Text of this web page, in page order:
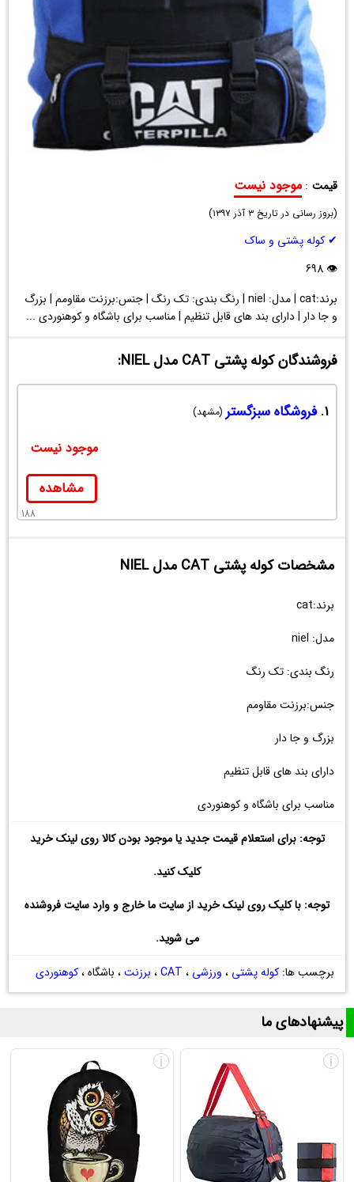
قیمت
کوله
پشتی
مدل
NIEL
: موجود نیست
(بروز رسانی در تاریخ۳ آذر ۱۳۹۷ )
✔ کوله پشتی و ساک
👁 698
برند:cat | مدل: niel | رنگ بندی: تک رنگ | جنس:برزنت مقاومم | بزرگ
و جا دار | دارای بند های قابل تنظیم | مناسب برای باشگاه و کوهنوردی ...
فروشندگان کوله پشتی CAT مدل NIEL:
1. فروشگاه سبزگستر (مشهد)
موجود نیست
مشاهده
188
مشخصات کوله پشتی CAT مدل NIEL
برند:cat
مدل: niel
رنگ بندی: تک رنگ
جنس:برزنت مقاومم
بزرگ و جا دار
دارای بند های قابل تنظیم
مناسب برای باشگاه و کوهنوردی
توجه: برای استعلام قیمت جدید یا موجود بودن کالا روی لینک خرید
کلیک کنید.
توجه: با کلیک روی لینک خرید از سایت ما خارج و وارد سایت فروشنده
می شوید.
برچسب ها:کوله پشتی ، ورزشی ، CAT، برزنت، باشگاه ،کوهنوردی
پیشنهادهای ما
i
i